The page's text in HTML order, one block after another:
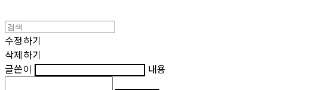
수정하기
삭제하기
글쓴이
내용